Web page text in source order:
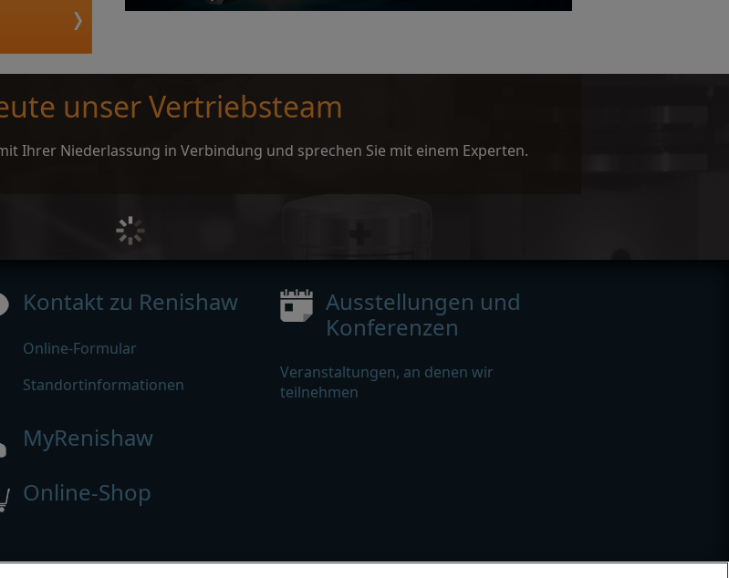
unser Vertriebsteam
Ihrer Niederlassung in Verbindung und sprechen Sie mit einem Experten.
Kontakt zu Renishaw
Online-Formular
Standortinformationen
MyRenishaw
Online-Shop
Ausstellungen und
Konferenzen
Veranstaltungen, an denen wir
teilnehmen